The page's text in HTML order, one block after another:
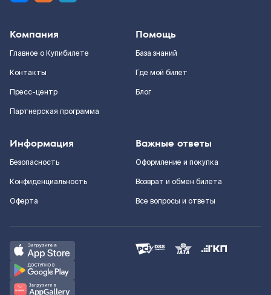
Компания
Главное о Купибилете
Контакты
Пресс-центр
Партнерская программа
Помощь
База знаний
Где мой билет
Блог
Информация
Безопасность
Конфиденциальность
Оферта
Важные ответы
Оформление и покупка
Возврат и обмен билета
Все вопросы и ответы